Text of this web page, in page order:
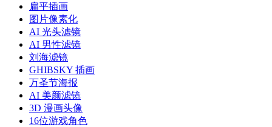
扁平插画
图片像素化
AI 光头滤镜
AI 男性滤镜
刘海滤镜
GHIBSKY 插画
万圣节海报
AI 美颜滤镜
3D 漫画头像
16位游戏角色